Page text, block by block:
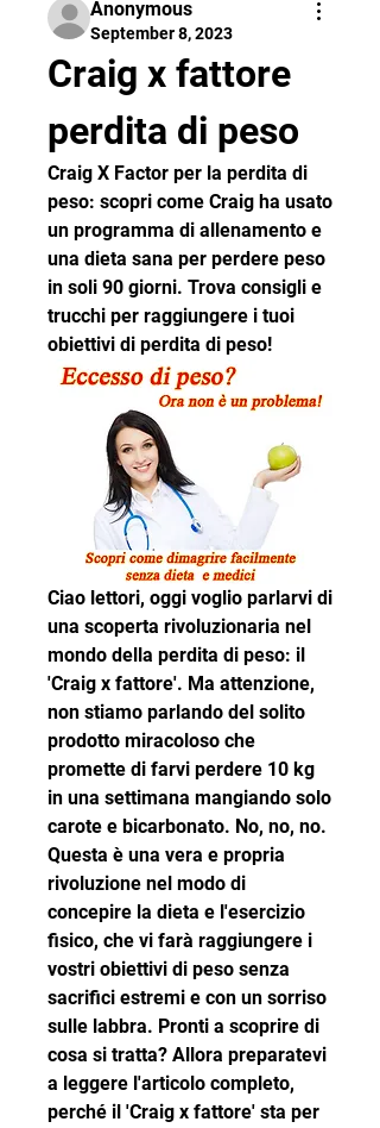
Anonymous
September 8, 2023
Craig x fattore
perdita di peso
Craig X Factor per la perdita di
peso: scopri come Craig ha usato
un programma di allenamento e
una dieta sana per perdere peso
in soli 90 giorni. Trova consigli e
trucchi per raggiungere i tuoi
obiettivi di perdita di peso!
Ciao lettori, oggi voglio parlarvi di
una scoperta rivoluzionaria nel
mondo della perdita di peso: il
'Craig x fattore'. Ma attenzione,
non stiamo parlando del solito
prodotto miracoloso che
promette di farvi perdere 10 kg
in una settimana mangiando solo
carote e bicarbonato. No, no, no.
Questa è una vera e propria
rivoluzione nel modo di
concepire la dieta e l'esercizio
fisico, che vi farà raggiungere i
vostri obiettivi di peso senza
sacrifici estremi e con un sorriso
sulle labbra. Pronti a scoprire di
cosa si tratta? Allora preparatevi
a leggere l'articolo completo,
perché il 'Craig x fattore' sta per